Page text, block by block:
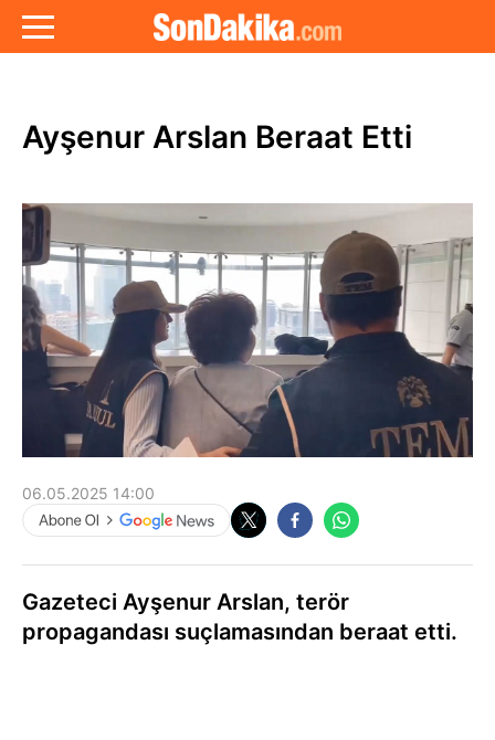
Ayşenur Arslan Beraat Etti
06.05.2025 14:00
Gazeteci Ayşenur Arslan, terör
propagandası suçlamasından beraat etti.